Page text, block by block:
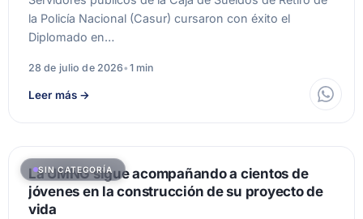
la Policía Nacional (Casur) cursaron con éxito el
Diplomado en…
28 de julio de 2026• 1 min
Leer más →
SIN CATEGORÍA
La UMNG sigue acompañando a cientos de
jóvenes en la construcción de su proyecto de
vida